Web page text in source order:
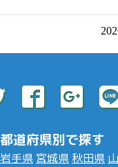
都道府県別で探す
岩手県 宮城県 秋田県